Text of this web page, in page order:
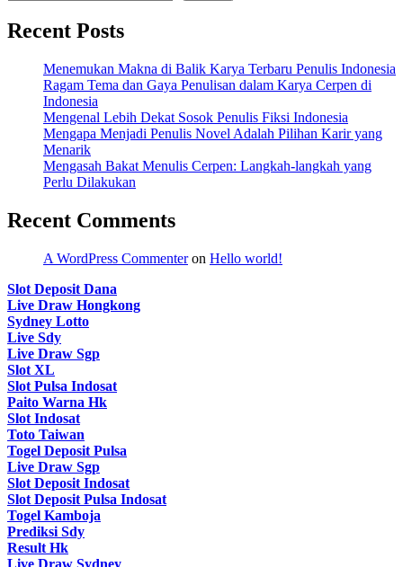
Recent Posts
Menemukan Makna di Balik Karya Terbaru Penulis Indonesia
Ragam Tema dan Gaya Penulisan dalam Karya Cerpen di
Indonesia
Mengenal Lebih Dekat Sosok Penulis Fiksi Indonesia
Mengapa Menjadi Penulis Novel Adalah Pilihan Karir yang
Menarik
Mengasah Bakat Menulis Cerpen: Langkah-langkah yang
Perlu Dilakukan
Recent Comments
A WordPress Commenteron Hello world!
Slot Deposit Dana
Live Draw Hongkong
Sydney Lotto
Live Sdy
Live Draw Sgp
Slot XL
Slot Pulsa Indosat
Paito Warna Hk
Slot Indosat
Toto Taiwan
Togel Deposit Pulsa
Live Draw Sgp
Slot Deposit Indosat
Slot Deposit Pulsa Indosat
Togel Kamboja
Prediksi Sdy
Result Hk
Live Draw Sydney